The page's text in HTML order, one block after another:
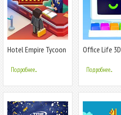
Hotel Empire Tycoon
Менеджер
Симулятор
Подробнее...
Office Life 3D
Подробнее...